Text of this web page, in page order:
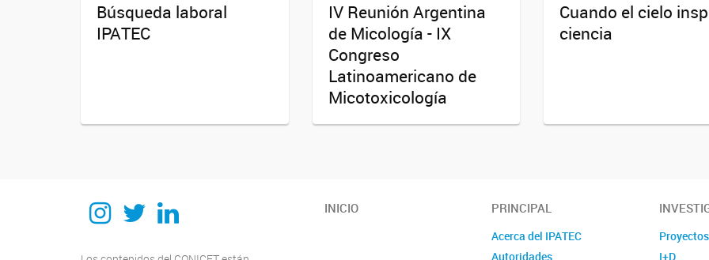
Búsqueda laboral
IPATEC
IV Reunión Argentina
de Micología - IX
Congreso
Latinoamericano de
Micotoxicología
Cuando el cielo
ciencia
Instagram
TwitterLinkedin INICIO PRINCIPAL
Acerca del IPATEC
Autoridades
Proyectos
I+D